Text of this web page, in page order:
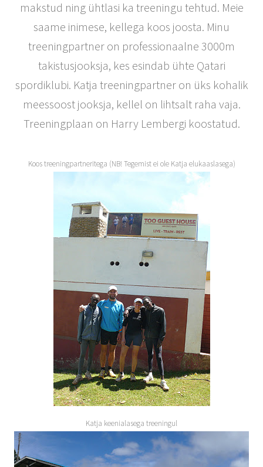
makstud ning ühtlasi ka treeningu tehtud. Meie
saame inimese, kellega koos joosta. Minu
treeningpartner on professionaalne 3000m
takistusjooksja, kes esindab ühte Qatari
spordiklubi. Katja treeningpartner on üks kohalik
meessoost jooksja, kellel on lihtsalt raha vaja.
Treeningplaan on Harry Lembergi koostatud.
Koos treeningpartneritega (NB! Tegemist ei ole Katja elukaaslasega)
Katja keenialasega treeningul